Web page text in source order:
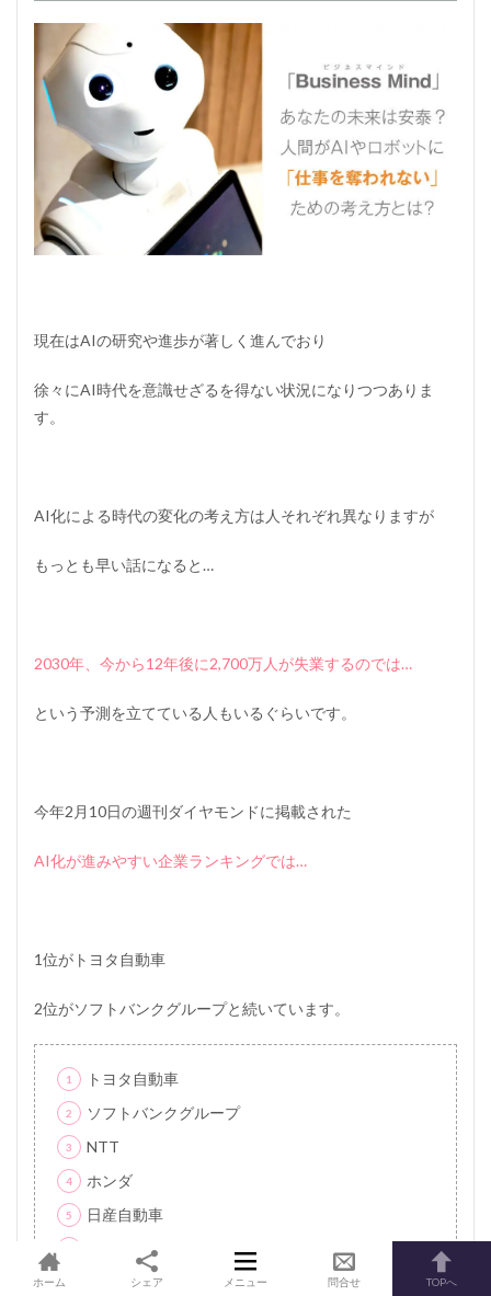
現在はAIの研究や進歩が著しく進んでおり
徐々にAI時代を意識せざるを得ない状況になりつつありま
す。
AI化による時代の変化の考え方は人それぞれ異なりますが
もっとも早い話になると…
2030年、今から12年後に2,700万人が失業するのでは…
という予測を立てている人もいるぐらいです。
今年2月10日の週刊ダイヤモンドに掲載された
AI化が進みやすい企業ランキングでは…
1位がトヨタ自動車
2位がソフトバンクグループと続いています。
トヨタ自動車
ソフトバンクグループ
NTT
ホンダ
日産自動車
日立製作所
ホーム シェア メニュー 問合せ TOPへ